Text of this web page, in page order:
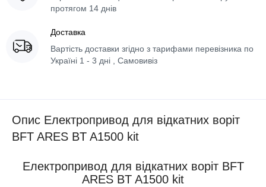
протягом 14 днів
Доставка
Вартість доставки згідно з тарифами перевізника по
Україні 1 - 3 дні , Самовивіз
Опис Електропривод для відкатних воріт
BFT ARES BT A1500 kit
Електропривод для відкатних воріт BFT
ARES BT A1500 kit